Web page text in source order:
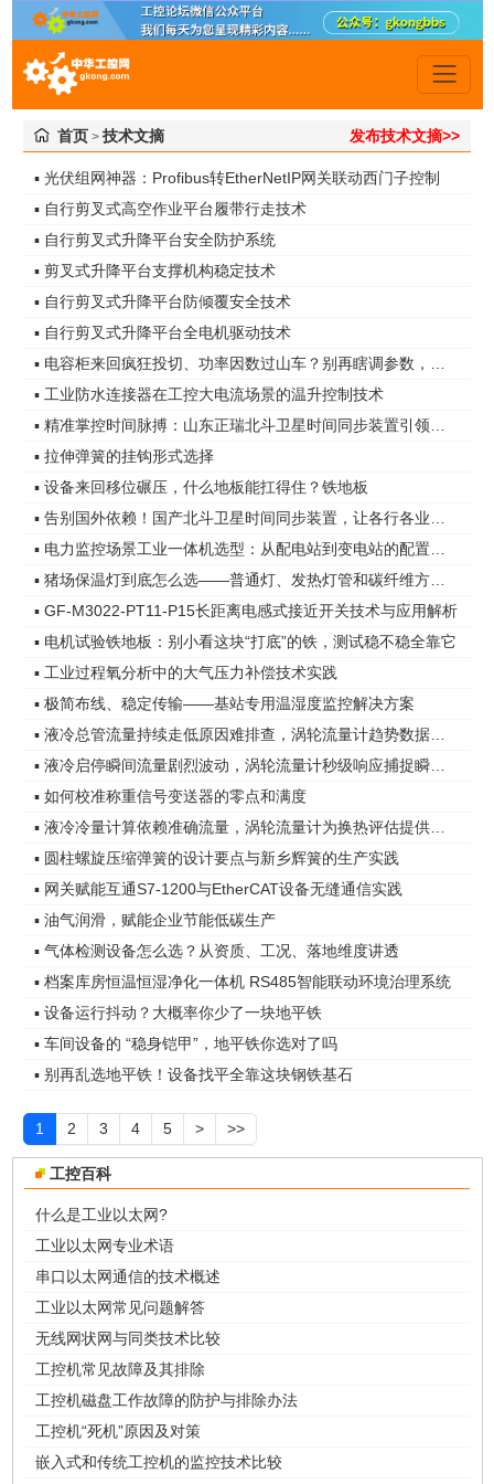
首页 > 技术文摘 发布技术文摘>>
▪ 光伏组网神器：Profibus转EtherNetIP网关联动西门子控制
▪ 自行剪叉式高空作业平台履带行走技术
▪ 自行剪叉式升降平台安全防护系统
▪ 剪叉式升降平台支撑机构稳定技术
▪ 自行剪叉式升降平台防倾覆安全技术
▪ 自行剪叉式升降平台全电机驱动技术
▪ 工业防水连接器在工控大电流场景的温升控制技术
▪ 拉伸弹簧的挂钩形式选择
▪ 设备来回移位碾压，什么地板能扛得住？铁地板
▪ GF-M3022-PT11-P15长距离电感式接近开关技术与应用解析
▪ 电机试验铁地板：别小看这块“打底”的铁，测试稳不稳全靠它
▪ 工业过程氧分析中的大气压力补偿技术实践
▪ 极简布线、稳定传输——基站专用温湿度监控解决方案
▪ 如何校准称重信号变送器的零点和满度
▪ 圆柱螺旋压缩弹簧的设计要点与新乡辉簧的生产实践
▪ 网关赋能互通S7-1200与EtherCAT设备无缝通信实践
▪ 油气润滑，赋能企业节能低碳生产
▪ 气体检测设备怎么选？从资质、工况、落地维度讲透
▪ 档案库房恒温恒湿净化一体机 RS485智能联动环境治理系统
▪ 设备运行抖动？大概率你少了一块地平铁
▪ 车间设备的 “稳身铠甲”，地平铁你选对了吗
▪ 别再乱选地平铁！设备找平全靠这块钢铁基石
1 2 3 4 5 > >>
工控百科
什么是工业以太网?
工业以太网专业术语
串口以太网通信的技术概述
工业以太网常见问题解答
无线网状网与同类技术比较
工控机常见故障及其排除
工控机磁盘工作故障的防护与排除办法
工控机“死机”原因及对策
嵌入式和传统工控机的监控技术比较